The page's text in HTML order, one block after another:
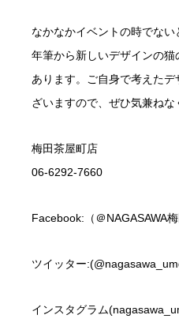
なかなかイベントの時でな
年筆から新しいデザインの猫
あります。ご自身で考えた
ざいますので、ぜひ気兼ねな
梅田茶屋町店
06-6292-7660
Facebook:（＠NAGASAWA梅
ツイッター
インスタグラム